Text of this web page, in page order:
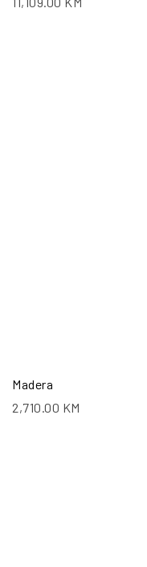
Madera
2,710.00 KM